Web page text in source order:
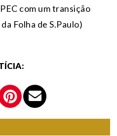
com um transição
Folha de S.Paulo)